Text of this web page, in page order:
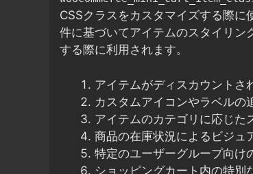
CSSクラスをカスタマイズする際
件に基づいてアイテムのスタイリン
する際に利用されます。
アイテムがディスカウントさ
カスタムアイコンやラベルの
アイテムのカテゴリに応じた
商品の在庫状況によるビジュ
特定のユーザーグループ向け
ショッピングカート内の特別